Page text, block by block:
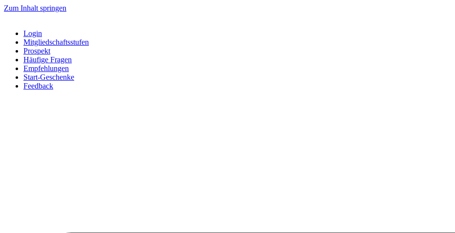
Zum Inhalt springen
Login
Mitgliedschaftsstufen
Prospekt
Häufige Fragen
Empfehlungen
Start-Geschenke
Feedback